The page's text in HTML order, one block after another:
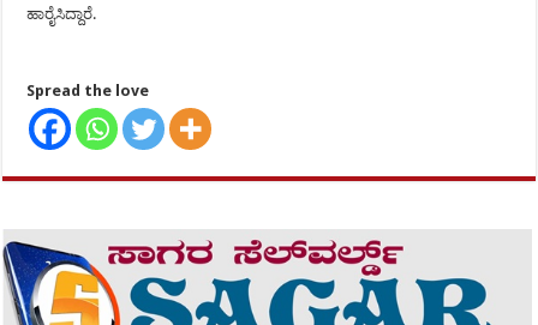
ಹಾರೈಸಿದ್ದಾರೆ.
Spread the love